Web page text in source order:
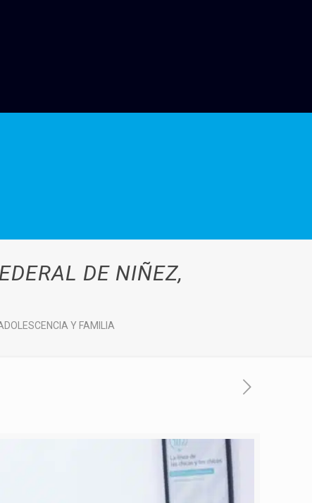
DE NIÑEZ,
Y FAMILIA